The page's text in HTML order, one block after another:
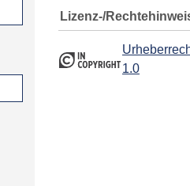
Lizenz-/
1.0